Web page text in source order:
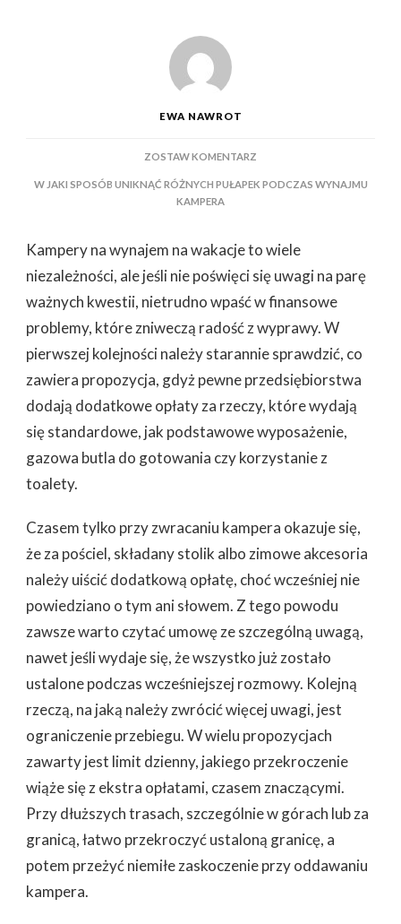
EWA NAWROT
ZOSTAW KOMENTARZ
W JAKI SPOSÓB UNIKNĄĆ RÓŻNYCH PUŁAPEK PODCZAS WYNAJMU
KAMPERA
Kampery na wynajem na wakacje to wiele
niezależności, ale jeśli nie poświęci się uwagi na parę
ważnych kwestii, nietrudno wpaść w finansowe
problemy, które zniweczą radość z wyprawy. W
pierwszej kolejności należy starannie sprawdzić, co
zawiera propozycja, gdyż pewne przedsiębiorstwa
dodają dodatkowe opłaty za rzeczy, które wydają
się standardowe, jak podstawowe wyposażenie,
gazowa butla do gotowania czy korzystanie z
toalety.
Czasem tylko przy zwracaniu kampera okazuje się,
że za pościel, składany stolik albo zimowe akcesoria
należy uiścić dodatkową opłatę, choć wcześniej nie
powiedziano o tym ani słowem. Z tego powodu
zawsze warto czytać umowę ze szczególną uwagą,
nawet jeśli wydaje się, że wszystko już zostało
ustalone podczas wcześniejszej rozmowy. Kolejną
rzeczą, na jaką należy zwrócić więcej uwagi, jest
ograniczenie przebiegu. W wielu propozycjach
zawarty jest limit dzienny, jakiego przekroczenie
wiąże się z ekstra opłatami, czasem znaczącymi.
Przy dłuższych trasach, szczególnie w górach lub za
granicą, łatwo przekroczyć ustaloną granicę, a
potem przeżyć niemiłe zaskoczenie przy oddawaniu
kampera.